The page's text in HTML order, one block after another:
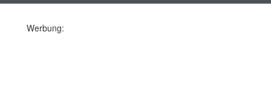
Werbung: